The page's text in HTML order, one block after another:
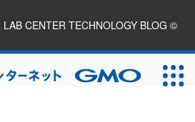
CENTER TECHNOLOGY BLOG ©